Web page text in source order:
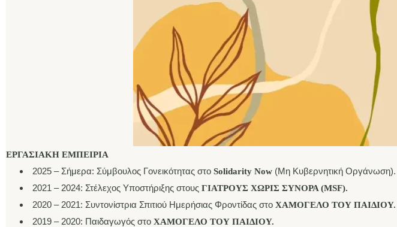
ΕΡΓΑΣΙΑΚΗ ΕΜΠΕΙΡΙΑ
2025 – Σήμερα: Σύμβουλος Γονεικότητας στο Solidarity Now(Μη Κυβερνητική Οργάνωση).
2021 – 2024: Στέλεχος Υποστήριξης στους ΓΙΑΤΡΟΥΣ ΧΩΡΙΣ ΣΥΝΟΡΑ (MSF).
2020 – 2021: Συντονίστρια Σπιτιού Ημερήσιας Φροντίδας στο ΧΑΜΟΓΕΛΟ ΤΟΥ ΠΑΙΔΙΟΥ.
2019 – 2020: Παιδαγωγός στο ΧΑΜΟΓΕΛΟ ΤΟΥ ΠΑΙΔΙΟΥ.